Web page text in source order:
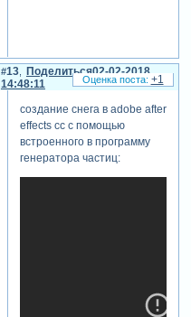
Поделиться
13
02-02-2018
14:48:11
создание снега в adobe after
effects cc с помощью
встроенного в программу
генератора частиц:
+1